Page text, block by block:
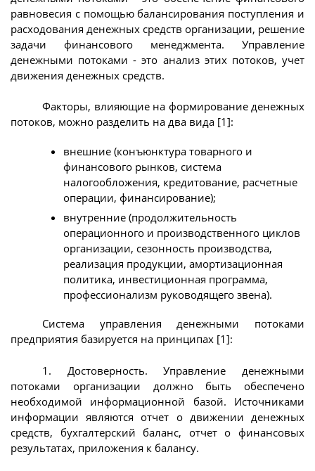
равновесия с помощью балансирования поступления и
расходования денежных средств организации, решение
задачи финансового менеджмента. Управление
денежными потоками - это анализ этих потоков, учет
движения денежных средств.
Факторы, влияющие на формирование денежных
потоков, можно разделить на два вида [1]:
внешние (конъюнктура товарного и
финансового рынков, система
налогообложения, кредитование, расчетные
операции, финансирование);
внутренние (продолжительность
операционного и производственного циклов
организации, сезонность производства,
реализация продукции, амортизационная
политика, инвестиционная программа,
профессионализм руководящего звена).
Система управления денежными потоками
предприятия базируется на принципах [1]:
1. Достоверность. Управление денежными
потоками организации должно быть обеспечено
необходимой информационной базой. Источниками
информации являются отчет о движении денежных
средств, бухгалтерский баланс, отчет о финансовых
результатах, приложения к балансу.